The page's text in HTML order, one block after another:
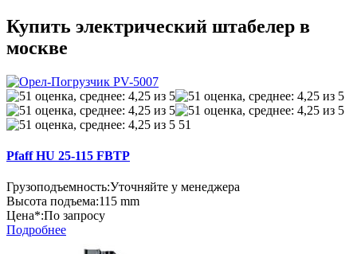
Купить электрический штабелер в
москве
51
Pfaff HU 25-115 FBTP
Грузоподъемность:Уточняйте у менеджера
Высота подъема:115 mm
Цена*:По запросу
Подробнее